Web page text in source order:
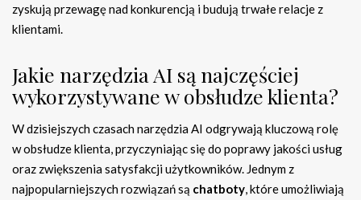
zyskują przewagę nad konkurencją i budują trwałe relacje z
klientami.
Jakie narzędzia AI są najczęściej
wykorzystywane w obsłudze klienta?
W dzisiejszych czasach narzędzia AI odgrywają kluczową rolę
w obsłudze klienta, przyczyniając się do poprawy jakości usług
oraz zwiększenia satysfakcji użytkowników. Jednym z
najpopularniejszych rozwiązań są chatboty, które umożliwiają